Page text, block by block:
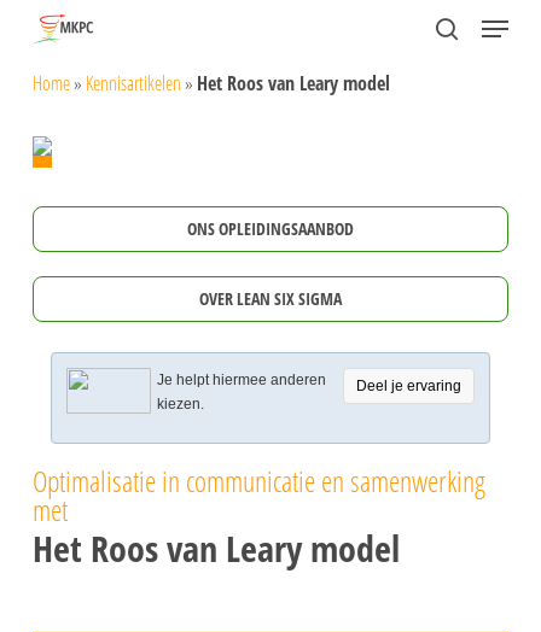
main
content
search
Menu
Home» Kennisartikelen» Het Roos van Leary model
ONS OPLEIDINGSAANBOD
OVER LEAN SIX SIGMA
Deel je ervaring
Je helpt hiermee anderen
kiezen.
Optimalisatie in communicatie en samenwerking
met
Het Roos van Leary model